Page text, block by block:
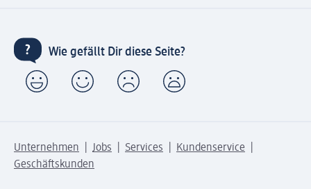
Wie gefällt Dir diese Seite?
Unternehmen Jobs Services
Kundenservice
Geschäftskunden